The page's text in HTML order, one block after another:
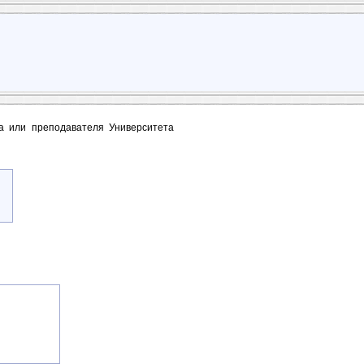
или преподавателя Университета